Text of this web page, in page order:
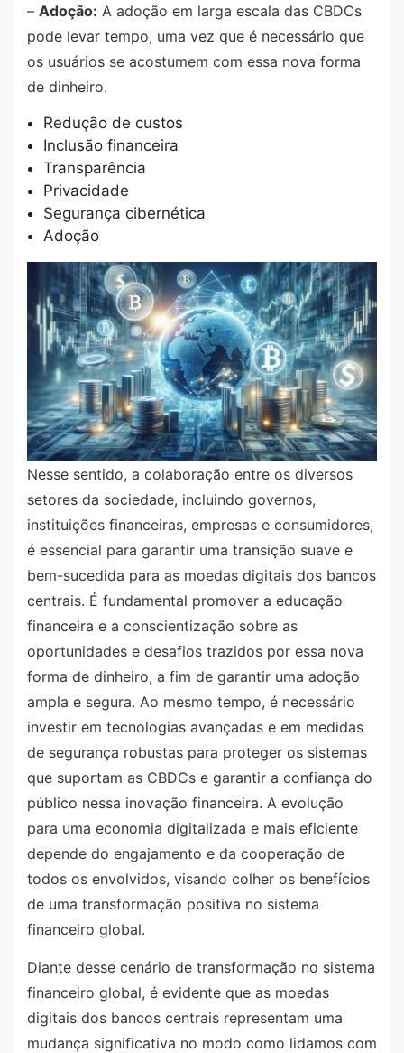
– Adoção: A adoção em larga escala das CBDCs
pode levar tempo, uma vez que é necessário que
os usuários se acostumem com essa nova forma
de dinheiro.
Redução de custos
Inclusão financeira
Transparência
Privacidade
Segurança cibernética
Adoção
Nesse sentido, a colaboração entre os diversos
setores da sociedade, incluindo governos,
instituições financeiras, empresas e consumidores,
é essencial para garantir uma transição suave e
bem-sucedida para as moedas digitais dos bancos
centrais. É fundamental promover a educação
financeira e a conscientização sobre as
oportunidades e desafios trazidos por essa nova
forma de dinheiro, a fim de garantir uma adoção
ampla e segura. Ao mesmo tempo, é necessário
investir em tecnologias avançadas e em medidas
de segurança robustas para proteger os sistemas
que suportam as CBDCs e garantir a confiança do
público nessa inovação financeira. A evolução
para uma economia digitalizada e mais eficiente
depende do engajamento e da cooperação de
todos os envolvidos, visando colher os benefícios
de uma transformação positiva no sistema
financeiro global.
Diante desse cenário de transformação no sistema
financeiro global, é evidente que as moedas
digitais dos bancos centrais representam uma
mudança significativa no modo como lidamos com